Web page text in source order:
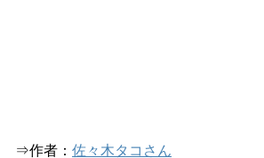
⇒作者： 佐々木タコさん